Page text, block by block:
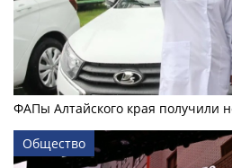
ФАПы Алтайского края получили
Общество